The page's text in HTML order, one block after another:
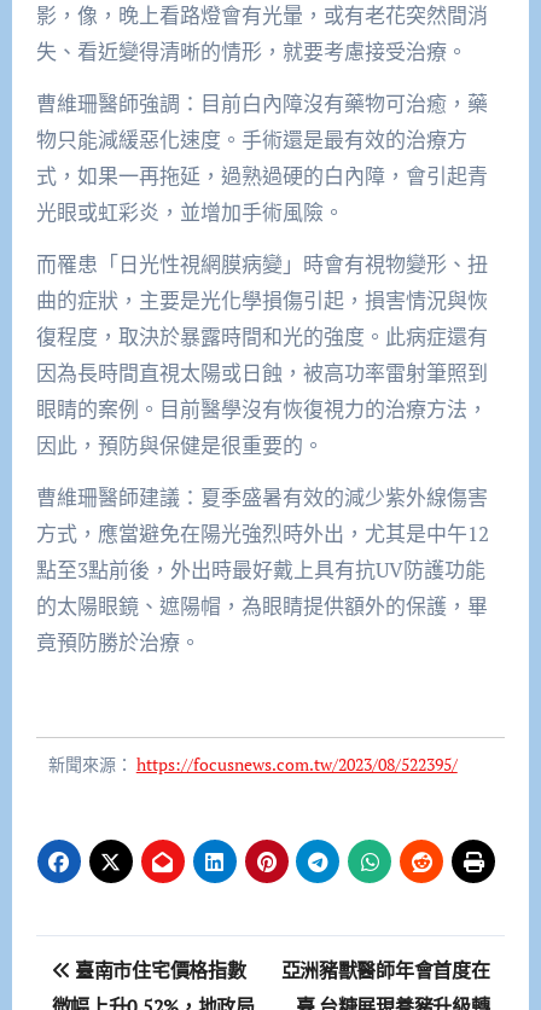
影，像，晚上看路燈會有光暈，或有老花突然間消
失、看近變得清晰的情形，就要考慮接受治療。
曹維珊醫師強調：目前白內障沒有藥物可治癒，藥
物只能減緩惡化速度。手術還是最有效的治療方
式，如果一再拖延，過熟過硬的白內障，會引起青
光眼或虹彩炎，並增加手術風險。
而罹患「日光性視網膜病變」時會有視物變形、扭
曲的症狀，主要是光化學損傷引起，損害情況與恢
復程度，取決於暴露時間和光的強度。此病症還有
因為長時間直視太陽或日蝕，被高功率雷射筆照到
眼睛的案例。目前醫學沒有恢復視力的治療方法，
因此，預防與保健是很重要的。
曹維珊醫師建議：夏季盛暑有效的減少紫外線傷害
方式，應當避免在陽光強烈時外出，尤其是中午12
點至3點前後，外出時最好戴上具有抗UV防護功能
的太陽眼鏡、遮陽帽，為眼睛提供額外的保護，畢
竟預防勝於治療。
新聞來源： https://focusnews.com.tw/2023/08/522395/
文 臺南市住宅價格指數
亞洲豬獸醫師年會首度在